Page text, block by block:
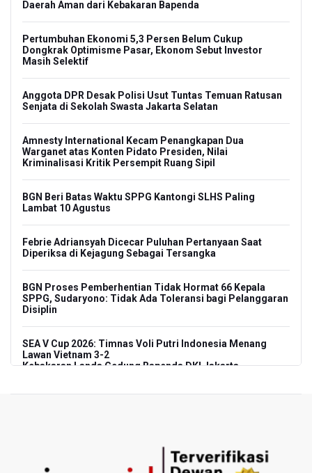
Daerah Aman dari Kebakaran Bapenda
Pertumbuhan Ekonomi 5,3 Persen Belum Cukup
Dongkrak Optimisme Pasar, Ekonom Sebut Investor
Masih Selektif
Anggota DPR Desak Polisi Usut Tuntas Temuan Ratusan
Senjata di Sekolah Swasta Jakarta Selatan
Amnesty International Kecam Penangkapan Dua
Warganet atas Konten Pidato Presiden, Nilai
Kriminalisasi Kritik Persempit Ruang Sipil
BGN Beri Batas Waktu SPPG Kantongi SLHS Paling
Lambat 10 Agustus
Febrie Adriansyah Dicecar Puluhan Pertanyaan Saat
Diperiksa di Kejagung Sebagai Tersangka
BGN Proses Pemberhentian Tidak Hormat 66 Kepala
SPPG, Sudaryono: Tidak Ada Toleransi bagi Pelanggaran
Disiplin
SEA V Cup 2026: Timnas Voli Putri Indonesia Menang
Lawan Vietnam 3-2
Kebakaran Landa Gedung Bapenda DKI Jakarta
Timnas Indonesia Tersingkir di Piala AFF 2026 Setelah